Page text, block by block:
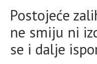
Postojeće
ne smiju ni
se i dalje